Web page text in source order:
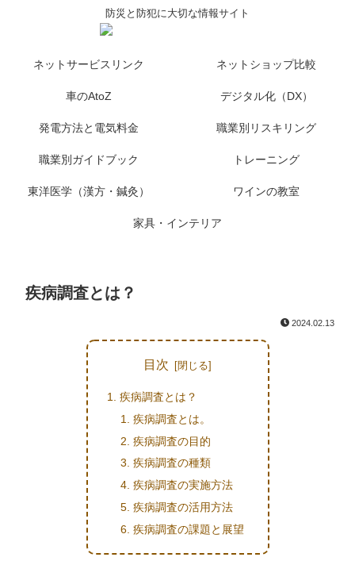
防災と防犯に大切な情報サイト
ネットサービスリンク ネットショップ比較
車のAtoZ デジタル化（DX）
発電方法と電気料金 職業別リスキリング
職業別ガイドブック トレーニング
東洋医学（漢方・鍼灸） ワインの教室
家具・インテリア
疾病調査とは？
2024.02.13
目次
疾病調査とは？
疾病調査とは。
疾病調査の目的
疾病調査の種類
疾病調査の実施方法
疾病調査の活用方法
疾病調査の課題と展望